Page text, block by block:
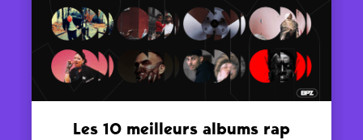
Les 10 meilleurs albums rap